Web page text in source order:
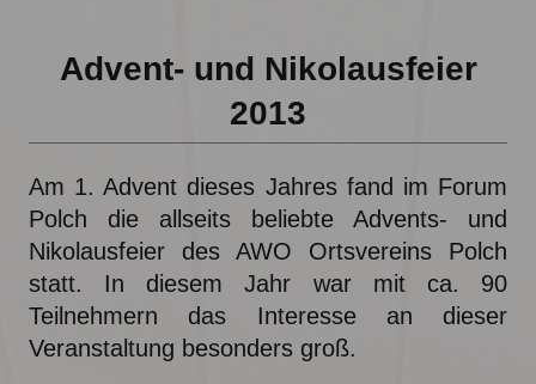
Advent- und Nikolausfeier
2013
Am 1. Advent dieses Jahres fand im Forum
Polch die allseits beliebte Advents- und
Nikolausfeier des AWO Ortsvereins Polch
statt. In diesem Jahr war mit ca. 90
Teilnehmern das Interesse an dieser
Veranstaltung besonders groß.